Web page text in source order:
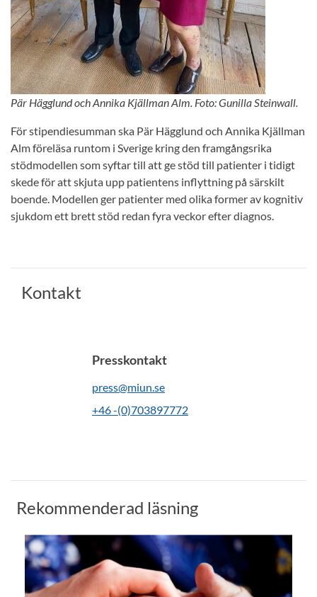
Pär Hägglund och Annika Kjällman Alm. Foto: Gunilla Steinwall.
För stipendiesumman ska Pär Hägglund och Annika Kjällman
Alm föreläsa runtom i Sverige kring den framgångsrika
stödmodellen som syftar till att ge stöd till patienter i tidigt
skede för att skjuta upp patientens inflyttning på särskilt
boende. Modellen ger patienter med olika former av kognitiv
sjukdom ett brett stöd redan fyra veckor efter diagnos.
Kontakt
Presskontakt
press@miun.se
+46 -(0)703897772
Rekommenderad läsning